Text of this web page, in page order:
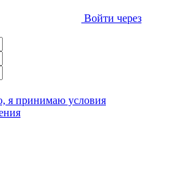
Войти через
я принимаю условия